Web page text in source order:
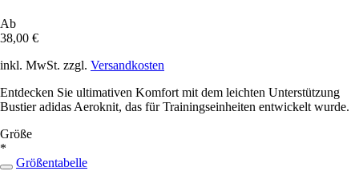
Ab
38,00 €
inkl. MwSt. zzgl. Versandkosten
Entdecken Sie ultimativen Komfort mit dem leichten Unterstützung
Bustier adidas Aeroknit, das für Trainingseinheiten entwickelt wurde.
Größe
*
Größentabelle